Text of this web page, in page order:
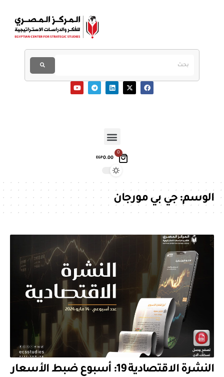
0
EGP0.00
الوسم:جي بي مورجان
النشرة الاقتصادية 19: أسبوع ضبط الأسعار